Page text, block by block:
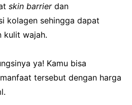
skin barrierdan
kolagen sehingga dapat
kulit wajah.
ya! Kamu bisa
tersebut dengan harga